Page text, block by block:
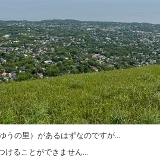
うの里）があるはずなのですが...
ることができません...